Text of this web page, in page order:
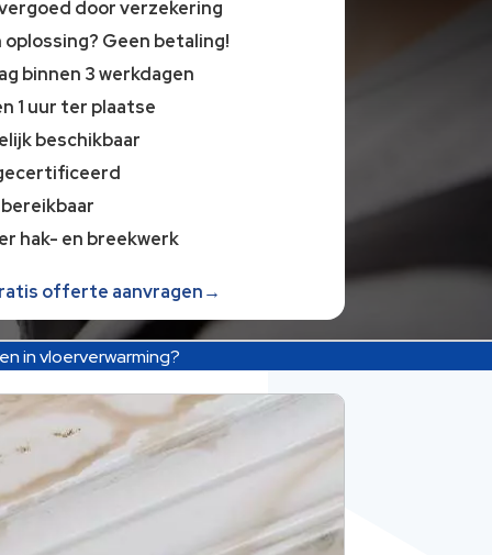
door verzekering
oplossing? Geen betaling!
binnen 3 werkdagen
1 uur ter plaatse
beschikbaar
hak- en breekwerk
offerte aanvragen→
in vloerverwarming?